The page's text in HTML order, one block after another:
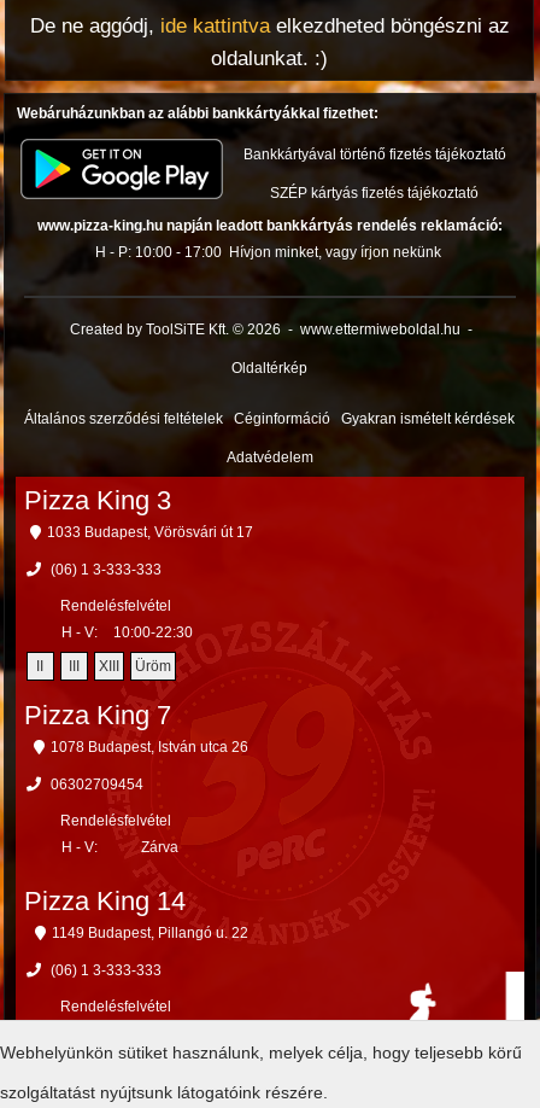
Webhelyünkön sütiket használunk, melyek célja, hogy teljesebb körű
szolgáltatást nyújtsunk látogatóink részére.
De ne aggódj, ide kattintvaelkezdheted böngészni az
oldalunkat. :)
Webáruházunkban az alábbi bankkártyákkal fizethet:
Bankkártyával történő fizetés tájékoztató
SZÉP kártyás fizetés tájékoztató
www.pizza-king.hu napján leadott bankkártyás rendelés reklamáció:
H - P: 10:00 - 17:00 Hívjon minket, vagy írjon nekünk
Created by ToolSiTE Kft. © 2026 - www.ettermiweboldal.hu -
Oldaltérkép
Általános szerződési feltételek Céginformáció Gyakran ismételt kérdések
Adatvédelem
Pizza King 3
1033 Budapest, Vörösvári út 17
(06) 1 3-333-333
Rendelésfelvétel
H - V:
10:00-22:30
XIII Üröm
Pizza King 7
1078 Budapest, István utca 26
06302709454
Rendelésfelvétel
H - V:
Zárva
Pizza King 14
1149 Budapest, Pillangó u. 22
(06) 1 3-333-333
Rendelésfelvétel